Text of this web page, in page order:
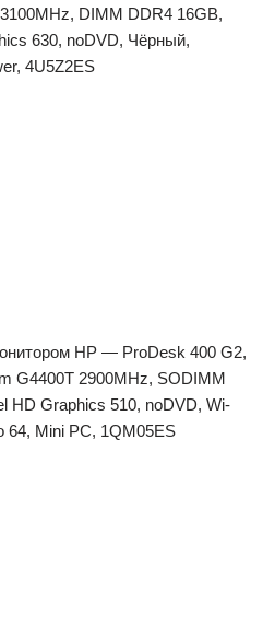
DIMM DDR4 16GB,
630, noDVD, Чёрный,
4U5Z2ES
HP — ProDesk 400 G2,
G4400T 2900MHz, SODIMM
HD Graphics 510, noDVD, Wi-
64, Mini PC, 1QM05ES